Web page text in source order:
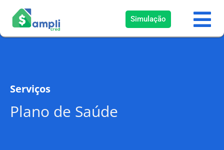
Simulação
Serviços
Plano de Saúde